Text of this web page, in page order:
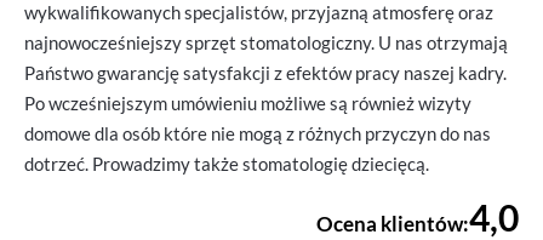
wykwalifikowanych specjalistów, przyjazną atmosferę oraz
najnowocześniejszy sprzęt stomatologiczny. U nas otrzymają
Państwo gwarancję satysfakcji z efektów pracy naszej kadry.
Po wcześniejszym umówieniu możliwe są również wizyty
domowe dla osób które nie mogą z różnych przyczyn do nas
dotrzeć. Prowadzimy także stomatologię dziecięcą.
Ocena klientów:4,0